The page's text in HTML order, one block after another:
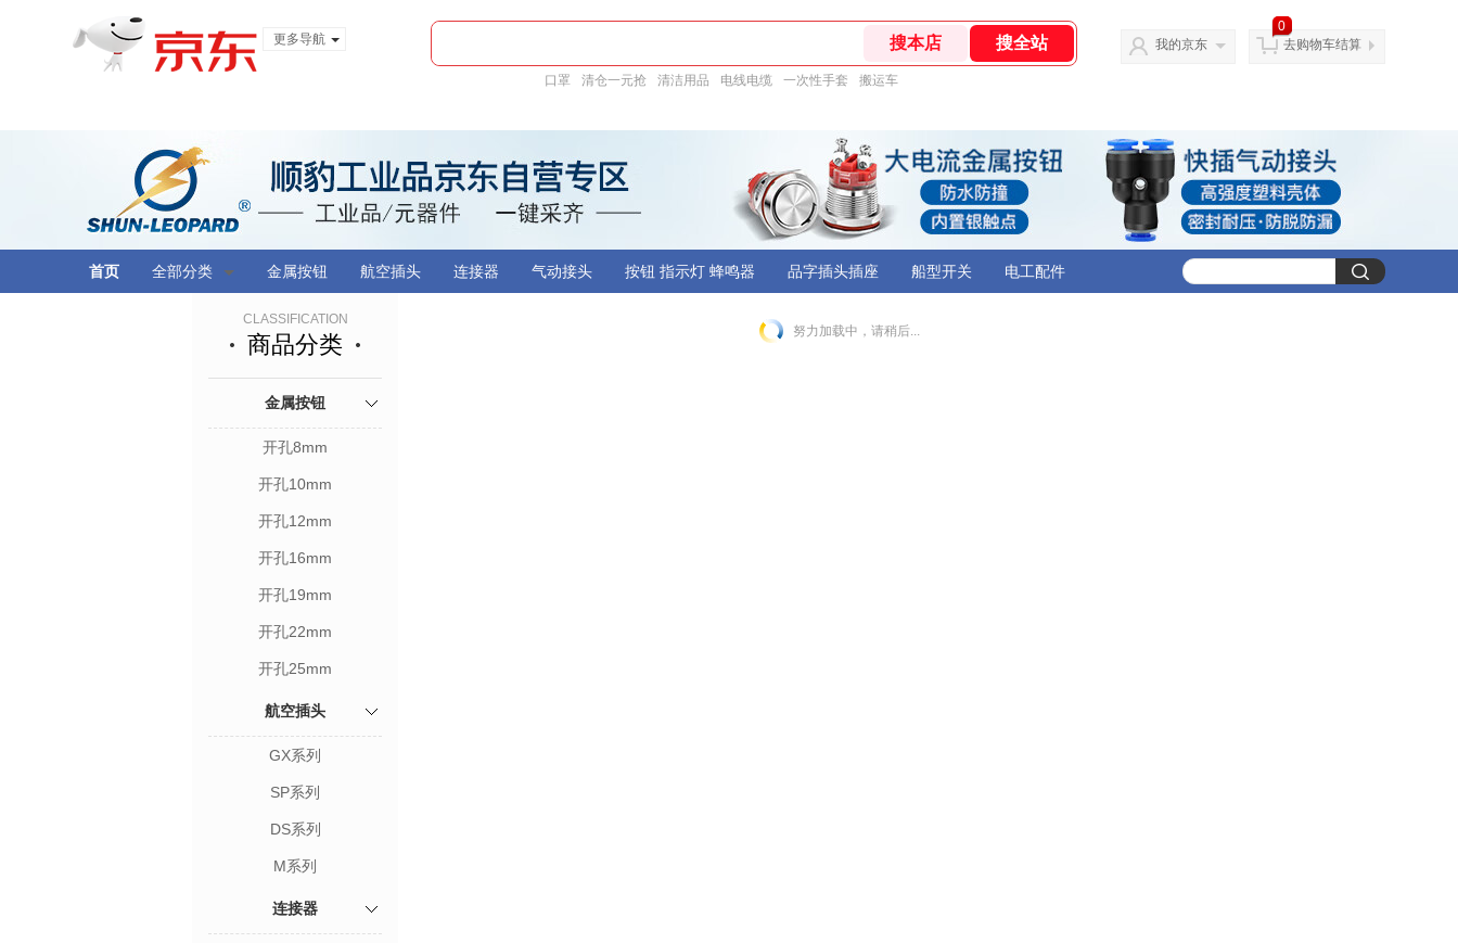
更多导航
口罩 清仓一元抢 清洁用品 电线电缆 一次性手套 搬运车
我的京东
0
去购物车结算
首页 全部分类 金属按钮 航空插头 连接器 气动接头 按钮 指示灯 蜂鸣器 品字插头插座 船型开关 电工配件
CLASSIFICATION
商品分类
金属按钮
开孔8mm
开孔10mm
开孔12mm
开孔16mm
开孔19mm
开孔22mm
开孔25mm
航空插头
GX系列
SP系列
DS系列
M系列
连接器
努力加载中，请稍后...